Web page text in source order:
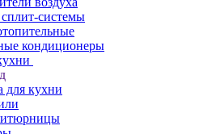
системы
кондиционеры
для кухни